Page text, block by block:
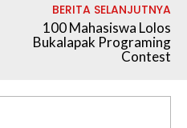
BERITA SELANJUTNYA
100 Mahasiswa Lolos
Bukalapak Programing
Contest